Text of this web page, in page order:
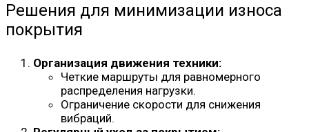
Решения для минимизации износа
покрытия
Организация движения техники:
Четкие маршруты для равномерного
распределения нагрузки.
Ограничение скорости для снижения
вибраций.